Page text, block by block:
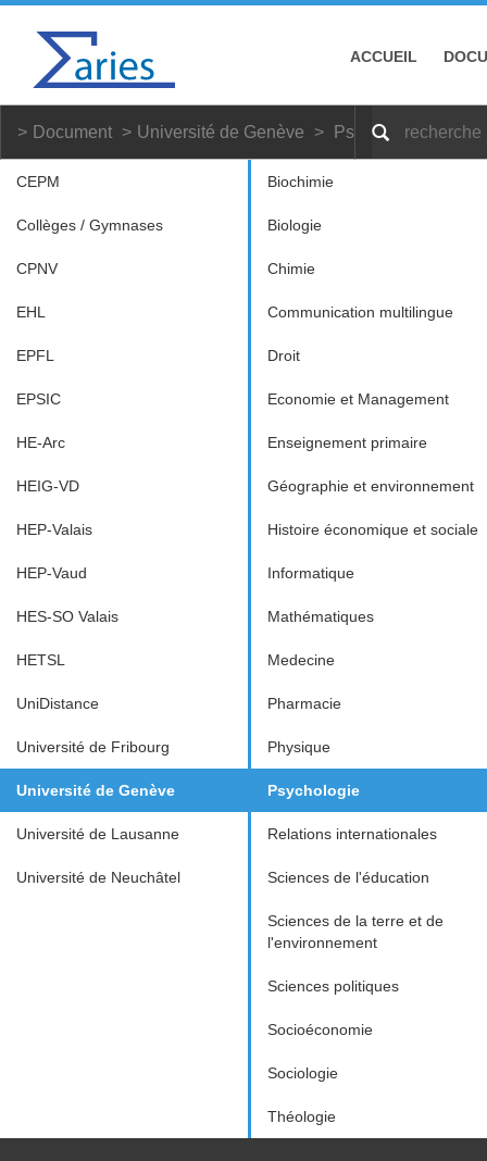
ACCUEIL
Document Université de Genève Psychologie
CEPM
Collèges / Gymnases
CPNV
EHL
EPFL
EPSIC
HE-Arc
HEIG-VD
HEP-Valais
HEP-Vaud
HES-SO Valais
HETSL
UniDistance
Université de Fribourg
Université de Genève
Université de Lausanne
Université de Neuchâtel
Biochimie
Biologie
Chimie
Communication multilingue
Droit
Economie et Management
Enseignement primaire
Géographie et environnement
Histoire économique et sociale
Informatique
Mathématiques
Medecine
Pharmacie
Physique
Psychologie
Relations internationales
Sciences de l'éducation
Sciences de la terre et de
l'environnement
Sciences politiques
Socioéconomie
Sociologie
Théologie